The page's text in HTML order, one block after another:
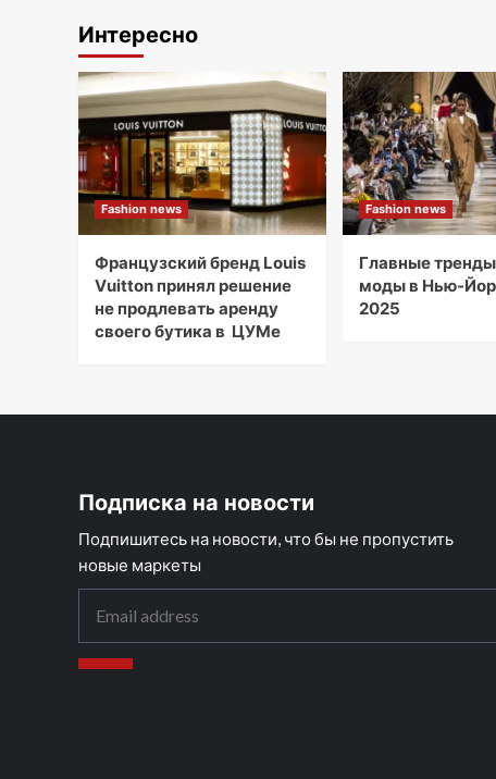
Интересно
Fashion news
Французский бренд Louis
Vuitton принял решение
не продлевать аренду
своего бутика в ЦУМе
Fashion news
Главные
моды в Нью-
2025
Подписка на новости
Подпишитесь на новости, что бы не пропустить
новые маркеты